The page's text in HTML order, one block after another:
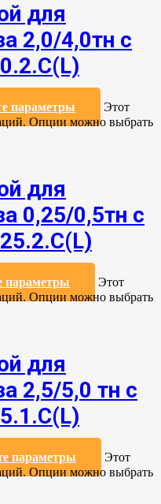
для
2,0/4,0тн с
параметры
Этот
Опции можно выбрать
для
0,25/0,5тн с
параметры
Этот
Опции можно выбрать
для
2,5/5,0 тн с
параметры
Этот
Опции можно выбрать